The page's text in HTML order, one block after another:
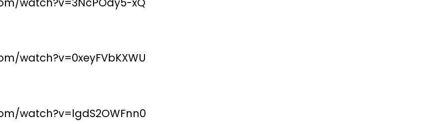
watch?v=0xeyFVbKXWU
watch?v=lgdS2OWFnn0